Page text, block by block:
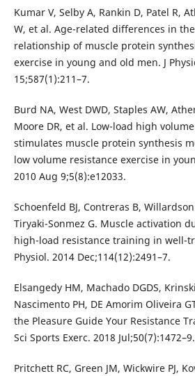
Kumar V, Selby A, Rankin D, Patel R,
W, et al. Age-related differences in
relationship of muscle protein
exercise in young and old men. J
15;587(1):211–7.
Burd NA, West DWD, Staples AW,
Moore DR, et al. Low-load high
stimulates muscle protein synthesis
low volume resistance exercise in
2010 Aug 9;5(8):e12033.
Schoenfeld BJ, Contreras B, Willardson
Tiryaki-Sonmez G. Muscle activation
high-load resistance training in well-
Physiol. 2014 Dec;114(12):2491–7.
Elsangedy HM, Machado DGDS,
Nascimento PH, DE Amorim Oliveira
the Pleasure Guide Your Resistance
Sci Sports Exerc. 2018 Jul;50(7):1472–9.
Pritchett RC, Green JM, Wickwire PJ,